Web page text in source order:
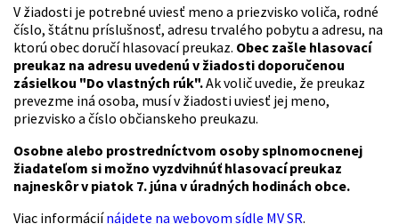
V žiadosti je potrebné uviesť meno a priezvisko voliča, rodné
číslo, štátnu príslušnosť, adresu trvalého pobytu a adresu, na
ktorú obec doručí hlasovací preukaz. Obec zašle hlasovací
preukaz na adresu uvedenú v žiadosti doporučenou
zásielkou "Do vlastných rúk".Ak volič uvedie, že preukaz
prevezme iná osoba, musí v žiadosti uviesť jej meno,
priezvisko a číslo občianskeho preukazu.
Osobne alebo prostredníctvom osoby splnomocnenej
žiadateľom si možno vyzdvihnúť hlasovací preukaz
najneskôr v piatok 7. júna v úradných hodinách obce.
Viac informáciínájdete na webovom sídle MV SR.